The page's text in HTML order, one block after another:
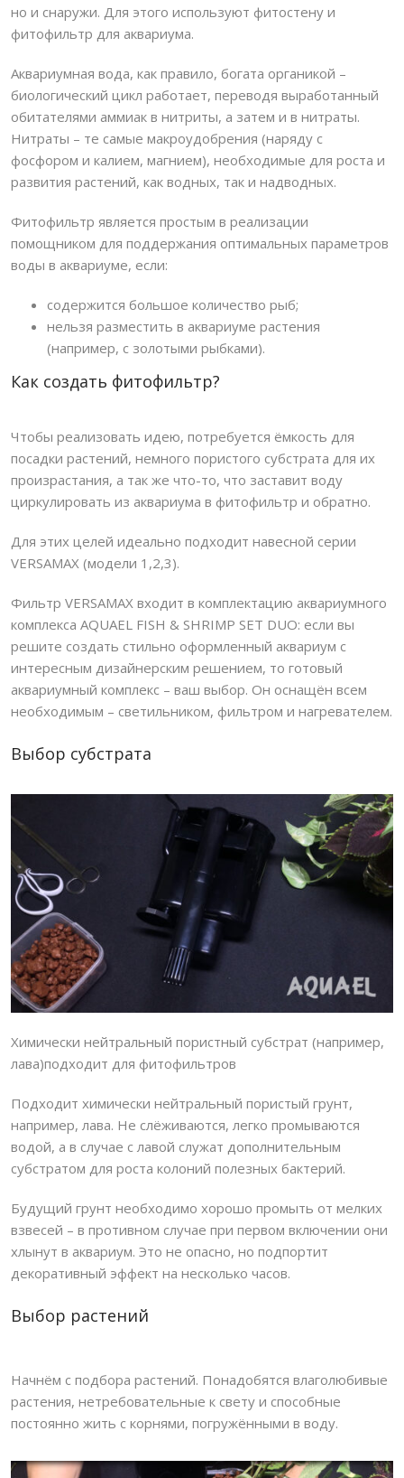
но и снаружи. Для этого используют фитостену и
фитофильтр для аквариума.
Аквариумная вода, как правило, богата органикой –
биологический цикл работает, переводя выработанный
обитателями аммиак в нитриты, а затем и в нитраты.
Нитраты – те самые макроудобрения (наряду с
фосфором и калием, магнием), необходимые для роста и
развития растений, как водных, так и надводных.
Фитофильтр является простым в реализации
помощником для поддержания оптимальных параметров
воды в аквариуме, если:
содержится большое количество рыб;
нельзя разместить в аквариуме растения
(например, с золотыми рыбками).
Как создать фитофильтр?
Чтобы реализовать идею, потребуется ёмкость для
посадки растений, немного пористого субстрата для их
произрастания, а так же что-то, что заставит воду
циркулировать из аквариума в фитофильтр и обратно.
Для этих целей идеально подходит навесной серии
VERSAMAX (модели 1,2,3).
Фильтр VERSAMAX входит в комплектацию аквариумного
комплекса AQUAEL FISH & SHRIMP SET DUO: если вы
решите создать стильно оформленный аквариум с
интересным дизайнерским решением, то готовый
аквариумный комплекс – ваш выбор. Он оснащён всем
необходимым – светильником, фильтром и нагревателем.
Выбор субстрата
Химически нейтральный пористный субстрат (например,
лава)подходит для фитофильтров
Подходит химически нейтральный пористый грунт,
например, лава. Не слёживаются, легко промываются
водой, а в случае с лавой служат дополнительным
субстратом для роста колоний полезных бактерий.
Будущий грунт необходимо хорошо промыть от мелких
взвесей – в противном случае при первом включении они
хлынут в аквариум. Это не опасно, но подпортит
декоративный эффект на несколько часов.
Выбор растений
Начнём с подбора растений. Понадобятся влаголюбивые
растения, нетребовательные к свету и способные
постоянно жить с корнями, погружёнными в воду.